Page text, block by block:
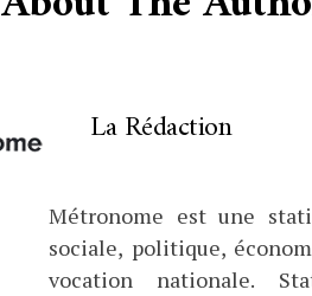
La Rédaction
Métronome est une
sociale, politique,
vocation nationale.